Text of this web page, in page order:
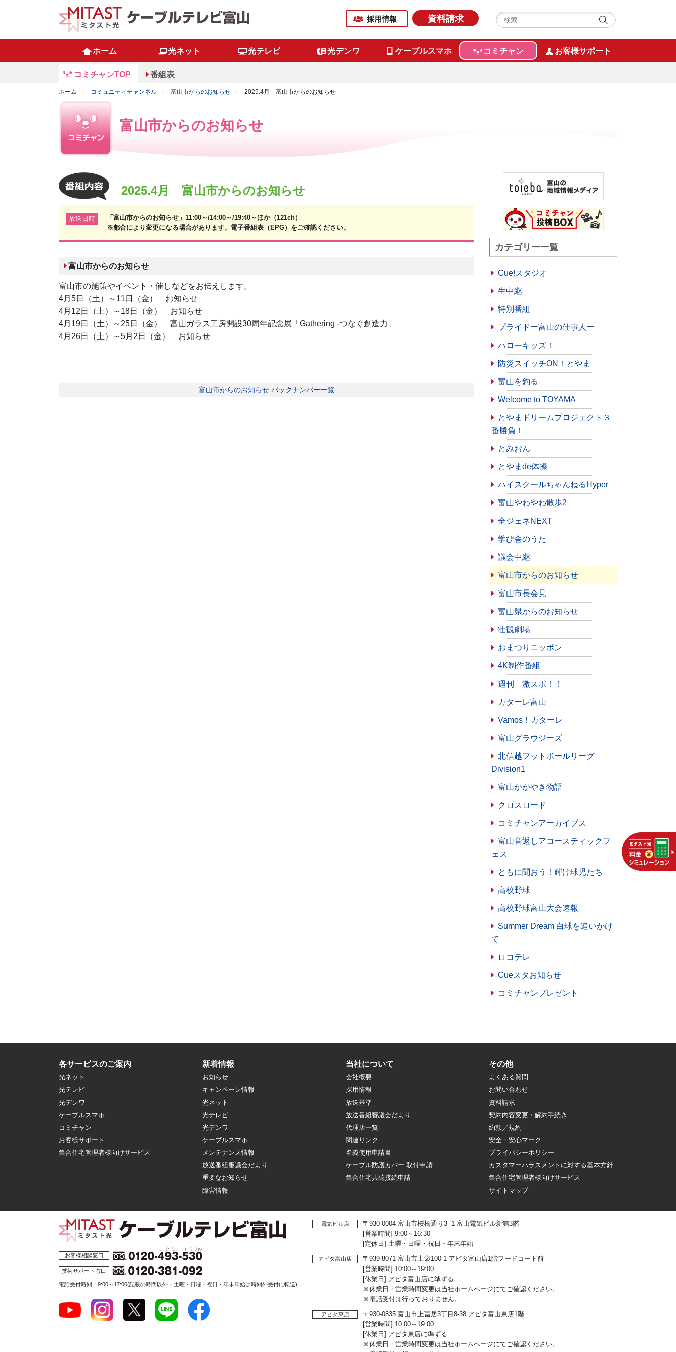
採用情報 資料請求
ホーム 光ネット 光テレビ 光デンワ ケーブルスマホ コミチャン お客様サポート
コミチャンTOP 番組表
ホーム コミュニティチャンネル 富山市からのお知らせ 2025.4月 富山市からのお知らせ
富山市からのお知らせ
2025.4月 富山市からのお知らせ
放送日時
「富山市からのお知らせ」11:00～/14:00～/19:40～ほか（121ch）
※都合により変更になる場合があります。電子番組表（EPG）をご確認ください。
富山市からのお知らせ
富山市の施策やイベント・催しなどをお伝えします。
4月5日（土）～11日（金） お知らせ
4月12日（土）～18日（金） お知らせ
4月19日（土）～25日（金） 富山ガラス工房開設30周年記念展「Gathering -つなぐ創造力」
4月26日（土）～5月2日（金） お知らせ
富山市からのお知らせ バックナンバー一覧
カテゴリー一覧
Cue!スタジオ
生中継
特別番組
プライドー富山の仕事人ー
ハローキッズ！
防災スイッチON！とやま
富山を釣る
Welcome to TOYAMA
とやまドリームプロジェクト３
番勝負！
とみおん
とやまde体操
ハイスクールちゃんねるHyper
富山やわやわ散歩2
全ジェネNEXT
学び舎のうた
議会中継
富山市からのお知らせ
富山市長会見
富山県からのお知らせ
壮観劇場
おまつりニッポン
4K制作番組
週刊 激スポ！！
カターレ富山
Vamos！カターレ
富山グラウジーズ
北信越フットボールリーグ
Division1
富山かがやき物語
クロスロード
コミチャンアーカイブス
富山音返しアコースティックフ
ェス
ともに闘おう！輝け球児たち
高校野球
高校野球富山大会速報
Summer Dream 白球を追いかけ
て
ロコテレ
Cueスタお知らせ
コミチャンプレゼント
各サービスのご案内
光ネット
光テレビ
光デンワ
ケーブルスマホ
コミチャン
お客様サポート
集合住宅管理者様向けサービス
新着情報
お知らせ
キャンペーン情報
光ネット
光テレビ
光デンワ
ケーブルスマホ
メンテナンス情報
放送番組審議会だより
重要なお知らせ
障害情報
当社について
会社概要
採用情報
放送基準
放送番組審議会だより
代理店一覧
関連リンク
名義使用申請書
ケーブル防護カバー 取付申請
集合住宅共聴接続申請
その他
よくある質問
お問い合わせ
資料請求
契約内容変更・解約手続き
約款／規約
安全・安心マーク
プライバシーポリシー
カスタマーハラスメントに対する基本方針
集合住宅管理者様向けサービス
サイトマップ
お客様相談窓口
技術サポート窓口
電話受付時間：9:00～17:00(記載の時間以外・土曜・日曜・祝日・年末年始は時間外受付に転送)
電気ビル店
〒930-0004 富山市桜橋通り3 -1 富山電気ビル新館3階
[営業時間] 9:00～16:30
[定休日] 土曜・日曜・祝日・年末年始
アピタ富山店
〒939-8071 富山市上袋100-1 アピタ富山店1階フードコート前
[営業時間] 10:00～19:00
[休業日] アピタ富山店に準ずる
※休業日・営業時間変更は当社ホームページにてご確認ください。
※電話受付は行っておりません。
アピタ東店
〒930-0835 富山市上冨居3丁目8-38 アピタ富山東店1階
[営業時間] 10:00～19:00
[休業日] アピタ東店に準ずる
※休業日・営業時間変更は当社ホームページにてご確認ください。